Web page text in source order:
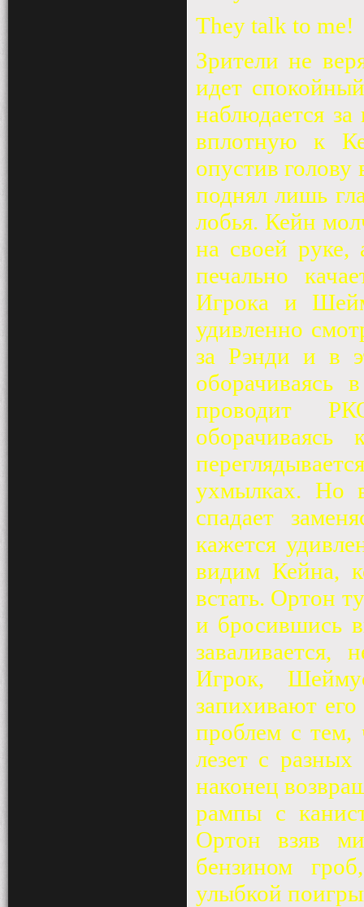
They talk to me!
Зрители не
идет
наблюдается
вплотную к
опустив голову
поднял лишь
лобья. Кейн
на своей руке,
печально
Игрока и
удивленно
за Рэнди и в
оборачиваясь
проводит
ухмылках. Но
спадает
кажется
видим Кейна,
встать. Ортон
и бросившись
Игрок,
запихивают
проблем с тем,
лезет с
наконец
рампы с
Ортон взяв
бензином
улыбкой